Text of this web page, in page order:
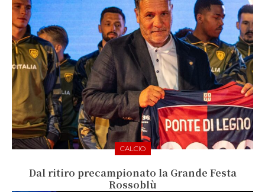
CALCIO
Dal ritiro precampionato la Grande Festa
Rossoblù